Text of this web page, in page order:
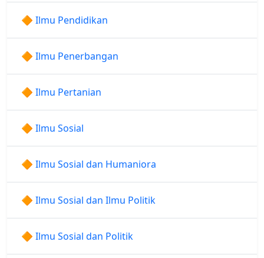
🔶 Ilmu Pendidikan
🔶 Ilmu Penerbangan
🔶 Ilmu Pertanian
🔶 Ilmu Sosial
🔶 Ilmu Sosial dan Humaniora
🔶 Ilmu Sosial dan Ilmu Politik
🔶 Ilmu Sosial dan Politik